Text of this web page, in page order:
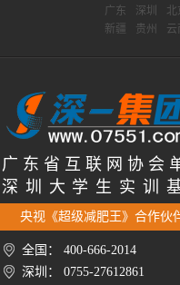
广东
深圳 北
新疆
贵州 云
广 东 省 互 联 网 协 会
深 圳 大 学 生 实 训
央视《超级减肥王》合作伙
全国： 400-666-2014
深圳： 0755-27612861